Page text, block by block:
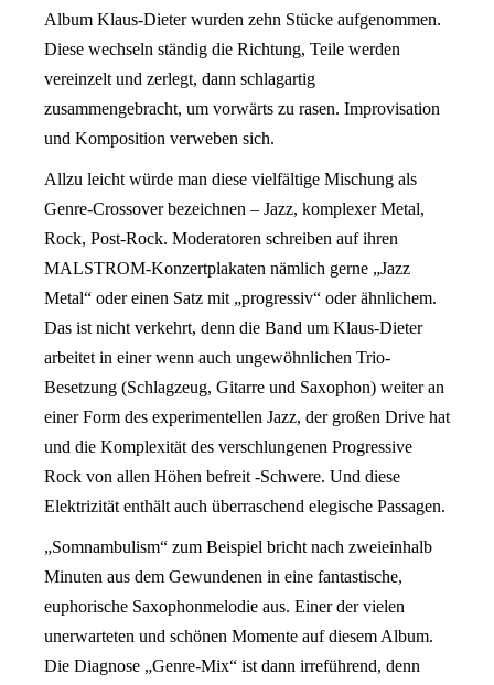
Album Klaus-Dieter wurden zehn Stücke aufgenommen.
Diese wechseln ständig die Richtung, Teile werden
vereinzelt und zerlegt, dann schlagartig
zusammengebracht, um vorwärts zu rasen. Improvisation
und Komposition verweben sich.
Allzu leicht würde man diese vielfältige Mischung als
Genre-Crossover bezeichnen – Jazz, komplexer Metal,
Rock, Post-Rock. Moderatoren schreiben auf ihren
MALSTROM-Konzertplakaten nämlich gerne „Jazz
Metal“ oder einen Satz mit „progressiv“ oder ähnlichem.
Das ist nicht verkehrt, denn die Band um Klaus-Dieter
arbeitet in einer wenn auch ungewöhnlichen Trio-
Besetzung (Schlagzeug, Gitarre und Saxophon) weiter an
einer Form des experimentellen Jazz, der großen Drive hat
und die Komplexität des verschlungenen Progressive
Rock von allen Höhen befreit -Schwere. Und diese
Elektrizität enthält auch überraschend elegische Passagen.
„Somnambulism“ zum Beispiel bricht nach zweieinhalb
Minuten aus dem Gewundenen in eine fantastische,
euphorische Saxophonmelodie aus. Einer der vielen
unerwarteten und schönen Momente auf diesem Album.
Die Diagnose „Genre-Mix“ ist dann irreführend, denn